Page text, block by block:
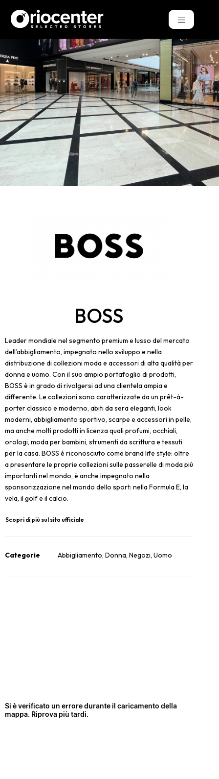
BOSS
Leader mondiale nel segmento premium e lusso del mercato
dell’abbigliamento, impegnato nello sviluppo e nella
distribuzione di collezioni moda e accessori di alta qualità per
donna e uomo. Con il suo ampio portafoglio di prodotti,
BOSS è in grado di rivolgersi ad una clientela ampia e
differente. Le collezioni sono caratterizzate da un prêt-à-
porter classico e moderno, abiti da sera eleganti, look
moderni, abbigliamento sportivo, scarpe e accessori in pelle,
ma anche molti prodotti in licenza quali profumi, occhiali,
orologi, moda per bambini, strumenti da scrittura e tessuti
per la casa. BOSS è riconosciuto come brand life style: oltre
a presentare le proprie collezioni sulle passerelle di moda più
importanti nel mondo, è anche impegnato nella
sponsorizzazione nel mondo dello sport: nella Formula E, la
vela, il golf e il calcio.
Scopri di più sul sito ufficiale
Categorie Abbigliamento, Donna, Negozi, Uomo